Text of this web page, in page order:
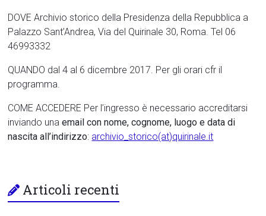
DOVE Archivio storico della Presidenza della Repubblica a
Palazzo Sant’Andrea, Via del Quirinale 30, Roma. Tel 06
46993332
QUANDO dal 4 al 6 dicembre 2017. Per gli orari cfr il
programma.
COME ACCEDERE Per l’ingresso è necessario accreditarsi
inviando una email con nome, cognome, luogo e data di
nascita all’indirizzo: archivio_storico(at)quirinale.it
Articoli recenti